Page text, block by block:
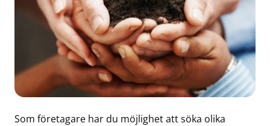
Som företagare har du möjlighet att söka olika